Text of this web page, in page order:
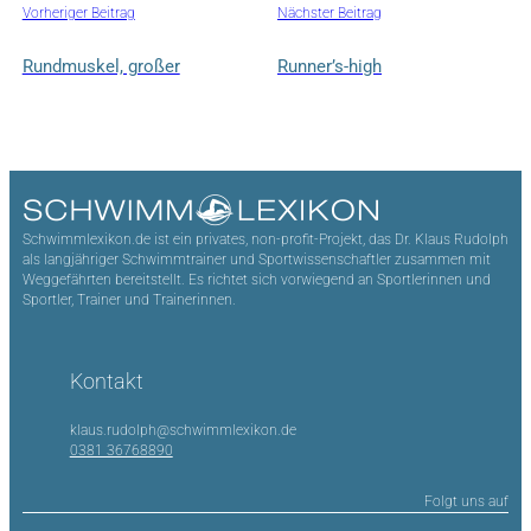
Vorheriger Beitrag
Rundmuskel, großer
Nächster Beitrag
Runner’s-high
Schwimmlexikon.de ist ein privates, non-profit-Projekt, das Dr. Klaus Rudolph
als langjähriger Schwimmtrainer und Sportwissenschaftler zusammen mit
Weggefährten bereitstellt. Es richtet sich vorwiegend an Sportlerinnen und
Sportler, Trainer und Trainerinnen.
Kontakt
klaus.rudolph@schwimmlexikon.de
0381 36768890
Folgt uns auf